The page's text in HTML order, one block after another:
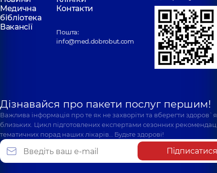
Медична
бібліотека
Контакти
Вакансії
Пошта:
info@med.dobrobut.com
Дізнавайся про пакети послуг першим!
Важлива інформація про те як не захворіти та вберегти
близьких. Цикл підготовлених експертами сезонних
тематичних порад наших лікарів… Будьте здорові!
Підписатися